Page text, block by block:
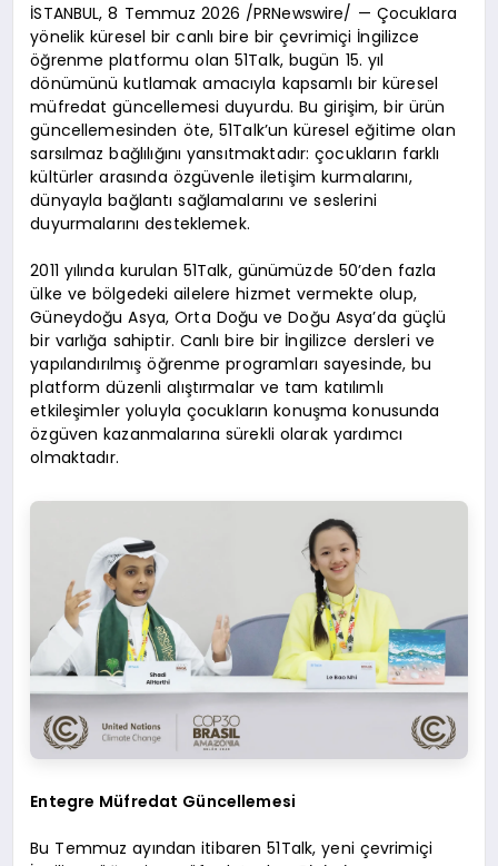
İSTANBUL, 8 Temmuz 2026 /PRNewswire/ — Çocuklara
yönelik küresel bir canlı bire bir çevrimiçi İngilizce
öğrenme platformu olan 51Talk, bugün 15. yıl
dönümünü kutlamak amacıyla kapsamlı bir küresel
müfredat güncellemesi duyurdu. Bu girişim, bir ürün
güncellemesinden öte, 51Talk’un küresel eğitime olan
sarsılmaz bağlılığını yansıtmaktadır: çocukların farklı
kültürler arasında özgüvenle iletişim kurmalarını,
dünyayla bağlantı sağlamalarını ve seslerini
duyurmalarını desteklemek.
2011 yılında kurulan 51Talk, günümüzde 50’den fazla
ülke ve bölgedeki ailelere hizmet vermekte olup,
Güneydoğu Asya, Orta Doğu ve Doğu Asya’da güçlü
bir varlığa sahiptir. Canlı bire bir İngilizce dersleri ve
yapılandırılmış öğrenme programları sayesinde, bu
platform düzenli alıştırmalar ve tam katılımlı
etkileşimler yoluyla çocukların konuşma konusunda
özgüven kazanmalarına sürekli olarak yardımcı
olmaktadır.
Entegre Müfredat Güncellemesi
Bu Temmuz ayından itibaren 51Talk, yeni çevrimiçi